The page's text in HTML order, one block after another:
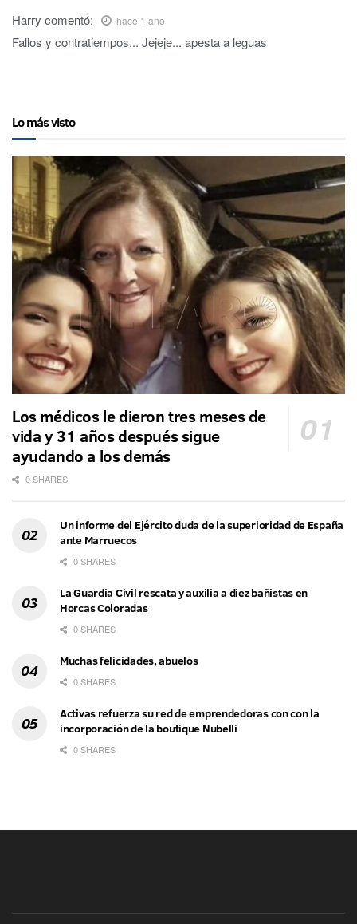
Harry comentó: hace 1 año
Fallos y contratiempos... Jejeje... apesta a leguas
Lo más visto
Los médicos le dieron tres meses de
vida y 31 años después sigue
ayudando a los demás
0 SHARES
Un informe del Ejército duda de la superioridad de España
ante Marruecos
0 SHARES
La Guardia Civil rescata y auxilia a diez bañistas en
Horcas Coloradas
0 SHARES
Muchas felicidades, abuelos
0 SHARES
Activas refuerza su red de emprendedoras con con la
incorporación de la boutique Nubelli
0 SHARES